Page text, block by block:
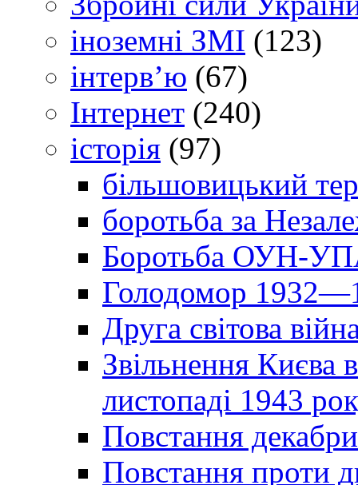
іноземні ЗМІ (123)
інтерв’ю (67)
Інтернет (240)
історія (97)
більшовицький
боротьба за
Боротьба ОУН-УПА
Голодомор
Друга світова
Звільнення Києва
листопаді 1943
Повстання
Повстання проти